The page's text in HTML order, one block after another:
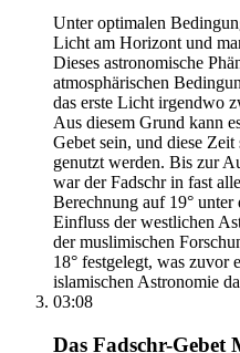
Unter optimalen
Licht am Horizont und
Dieses astronomische
atmosphärischen
das erste Licht irgendwo
Aus diesem Grund kann
Gebet sein, und diese
genutzt werden. Bis zur
war der Fadschr in fast
Berechnung auf 19°
Einfluss der westlichen
der muslimischen
18° festgelegt, was zuvor
islamischen Astronomie
03:08
Das Fadschr-Gebet